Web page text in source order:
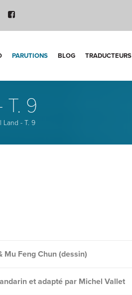
PARUTIONS BLOG TRADUCTEURS
T. 9
Land - T. 9
Mu Feng Chun (dessin)
et adapté par Michel Vallet